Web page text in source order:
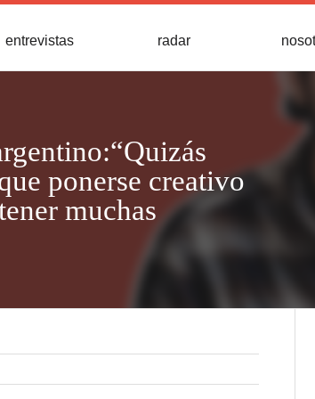
entrevistas radar
ponerse creativo
muchas